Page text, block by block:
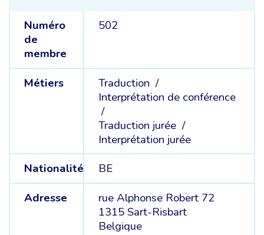
Numéro
de
membre
502
Métiers
Traduction /
Interprétation de conférence
/
Traduction jurée /
Interprétation jurée
Nationalité
BE
Adresse
rue Alphonse Robert 72
1315 Sart-Risbart
Belgique